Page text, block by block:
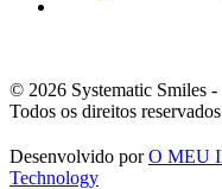
© 2026 Systematic Smiles
Todos os direitos
Desenvolvido porO MEU
Technology